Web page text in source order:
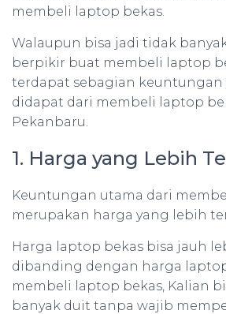
membeli laptop bekas.
Walaupun bisa jadi tidak
berpikir buat membeli laptop
terdapat sebagian keuntungan
didapat dari membeli laptop
Pekanbaru.
1. Harga yang Lebih
Keuntungan utama dari
merupakan harga yang lebih
Harga laptop bekas bisa jauh
dibanding dengan harga
membeli laptop bekas, Kalian
banyak duit tanpa wajib